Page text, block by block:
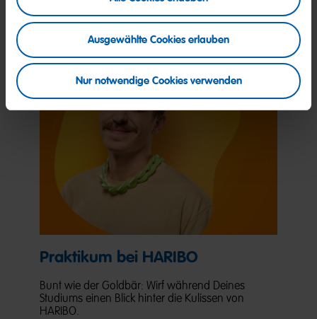
Ausgewählte Cookies erlauben
Nur notwendige Cookies verwenden
Jetzt bewerben
Praktikum bei HARIBO
Bunt wie der Goldbär: Wirf während Deines
Studiums einen Blick hinter die Kulissen von
HARIBO.